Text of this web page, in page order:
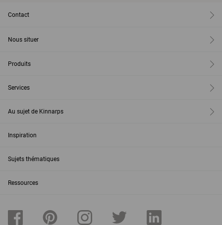
Contact
Nous situer
Produits
Services
Au sujet de Kinnarps
Inspiration
Sujets thématiques
Ressources